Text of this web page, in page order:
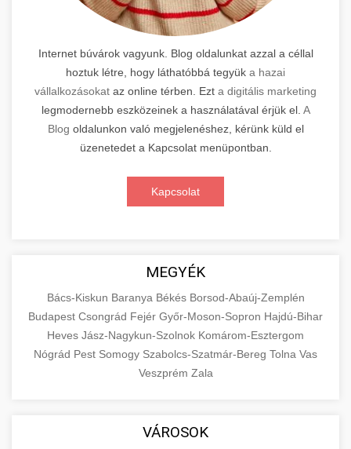
Internet búvárok vagyunk. Blog oldalunkat azzal a céllal
hoztuk létre, hogy láthatóbbá tegyük a hazai
vállalkozásokat az online térben. Ezt a digitális marketing
legmodernebb eszközeinek a használatával érjük el. A
Blog oldalunkon való megjelenéshez, kérünk küld el
üzenetedet a Kapcsolat menüpontban.
Kapcsolat
MEGYÉK
Bács-Kiskun Baranya Békés Borsod-Abaúj-Zemplén
Budapest Csongrád Fejér Győr-Moson-Sopron Hajdú-Bihar
Heves Jász-Nagykun-Szolnok Komárom-Esztergom
Nógrád Pest Somogy Szabolcs-Szatmár-Bereg Tolna Vas
Veszprém Zala
VÁROSOK